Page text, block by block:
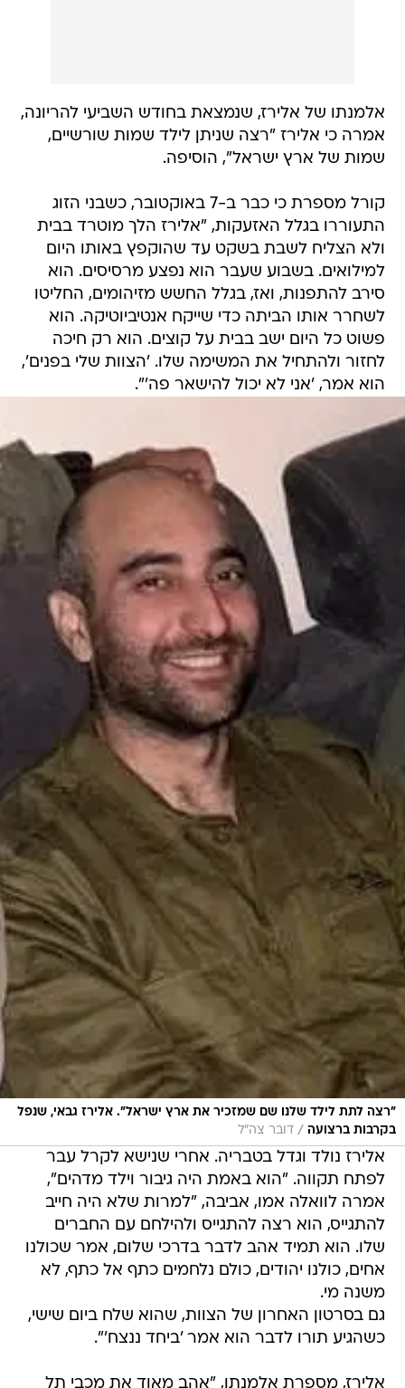
אלמנתו של אלירז, שנמצאת בחודש השביעי להריונה,
אמרה כי אלירז "רצה שניתן לילד שמות שורשיים,
שמות של ארץ ישראל", הוסיפה.
קורל מספרת כי כבר ב-7 באוקטובר, כשבני הזוג
התעוררו בגלל האזעקות, "אלירז הלך מוטרד בבית
ולא הצליח לשבת בשקט עד שהוקפץ באותו היום
למילואים. בשבוע שעבר הוא נפצע מרסיסים. הוא
סירב להתפנות, ואז, בגלל החשש מזיהומים, החליטו
לשחרר אותו הביתה כדי שייקח אנטיביוטיקה. הוא
פשוט כל היום ישב בבית על קוצים. הוא רק חיכה
לחזור ולהתחיל את המשימה שלו. 'הצוות שלי בפנים',
הוא אמר, 'אני לא יכול להישאר פה'".
"רצה לתת לילד שלנו שם שמזכיר את ארץ ישראל". אלירז גבאי, שנפל
בקרבות ברצועה / דובר צה"ל
אלירז נולד וגדל בטבריה. אחרי שנישא לקרל עבר
לפתח תקווה. "הוא באמת היה גיבור וילד מדהים",
אמרה לוואלה אמו, אביבה, "למרות שלא היה חייב
להתגייס, הוא רצה להתגייס ולהילחם עם החברים
שלו. הוא תמיד אהב לדבר בדרכי שלום, אמר שכולנו
אחים, כולנו יהודים, כולם נלחמים כתף אל כתף, לא
משנה מי.
גם בסרטון האחרון של הצוות, שהוא שלח ביום שישי,
כשהגיע תורו לדבר הוא אמר 'ביחד ננצח'".
אלירז, מספרת אלמנתו, "אהב מאוד את מכבי תל